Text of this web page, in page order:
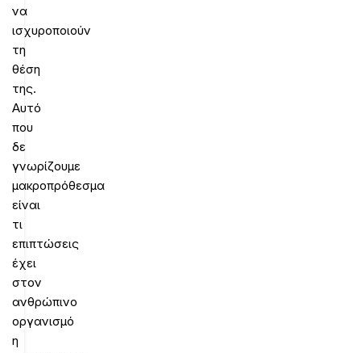
να
ισχυροποιούν
τη
θέση
της.
Αυτό
που
δε
γνωρίζουμε
μακροπρόθεσμα
είναι
τι
επιπτώσεις
έχει
στον
ανθρώπινο
οργανισμό
η